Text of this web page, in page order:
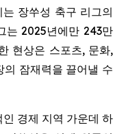
장쑤성 축구 리그의
는 2025년에만 243만
현상은 스포츠, 문화,
의 잠재력을 끌어낼 수
경제 지역 가운데 하